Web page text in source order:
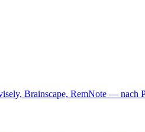
Brainscape, RemNote — nach